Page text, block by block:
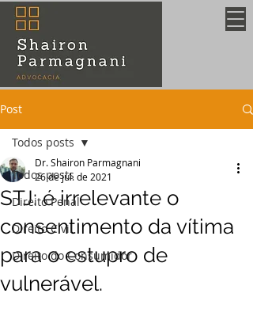
Post
Todos posts
Direito Penal
Direito Civil
Direito do Consumidor
Todos posts
STJ: é irrelevante o
consentimento da vítima
para o estupro de
vulnerável.
Dr. Shairon Parmagnani
26 de jul. de 2021